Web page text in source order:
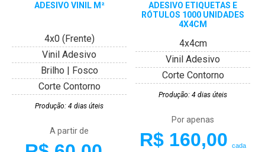
ADESIVO VINIL M²
4x0 (Frente)
Vinil Adesivo
Brilho | Fosco
Corte Contorno
Produção: 4 dias úteis
A partir de
ADESIVO ETIQUETAS E
RÓTULOS 1000 UNIDADES
4X4CM
4x4cm
Vinil Adesivo
Corte Contorno
Produção: 4 dias úteis
Por apenas
R$ 160,00 cada